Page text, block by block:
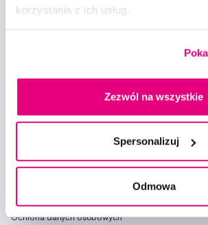
korzystania z ich usług.
Zezwól na wszystkie
Spersonalizuj
Odmowa
info@profimed.com
Wszystko o zakupach
Ochrona danych osobowych